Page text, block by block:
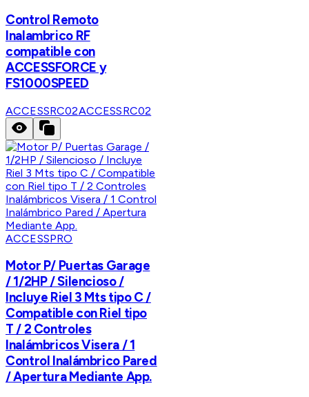
Control Remoto
Inalambrico RF
compatible con
ACCESSFORCE y
FS1000SPEED
ACCESSRC02ACCESSRC02
ACCESSPRO
Motor P/ Puertas Garage
/ 1/2HP / Silencioso /
Incluye Riel 3 Mts tipo C /
Compatible con Riel tipo
T / 2 Controles
Inalámbricos Visera / 1
Control Inalámbrico Pared
/ Apertura Mediante App.